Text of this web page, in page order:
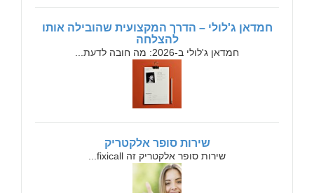
חמדאן ג'לולי – הדרך המקצועית שהובילה אותו
להצלחה
חמדאן ג'לולי ב-2026: מה חובה לדעת...
שירות סופר אלקטריק
שירות סופר אלקטריק זה fixicall...